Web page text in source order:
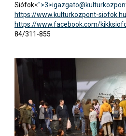
Siófok<">3>
https://www.kulturkozpont-
https://www.facebook.com/
84/311-855